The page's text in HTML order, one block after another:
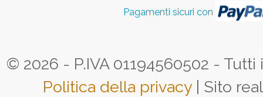
Pagamenti sicuri con
© 2026 - P.IVA 01194560502 -
Politica della privacy | Sito